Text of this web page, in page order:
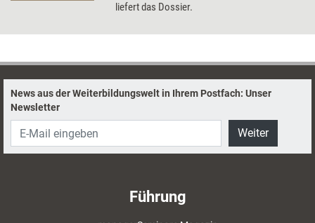
liefert das Dossier.
News aus der Weiterbildungswelt in Ihrem Postfach: Unser
Newsletter
Weiter
Führung